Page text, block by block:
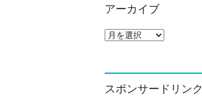
アーカイブ
ア
イ
ブ
スポンサードリンク